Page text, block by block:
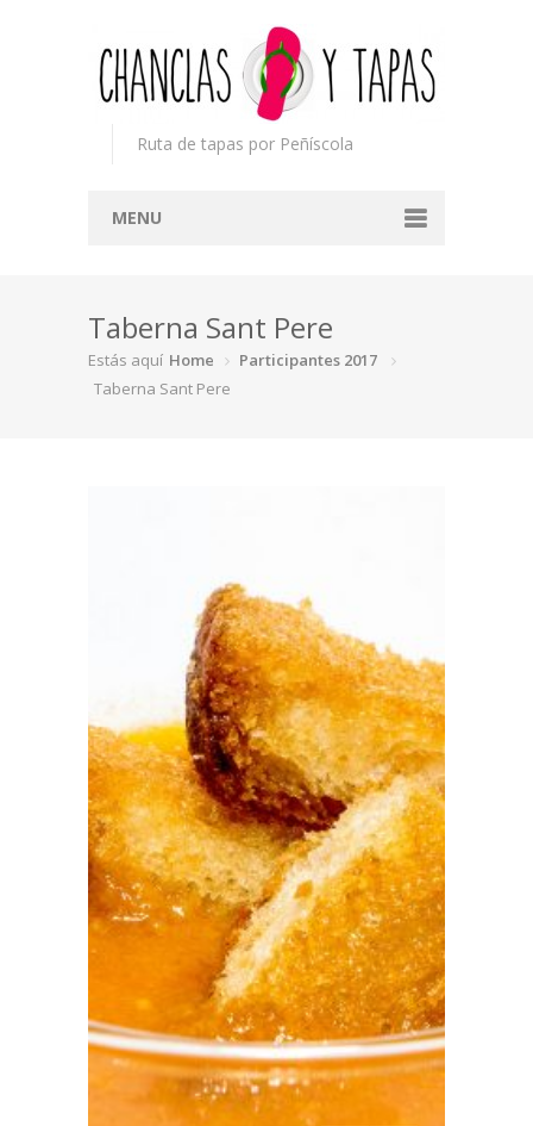
Ruta de tapas por Peñíscola
MENU
Concurso
Participantes
Taberna Sant Pere
Estás aquí Home
Participantes 2017
Taberna Sant Pere